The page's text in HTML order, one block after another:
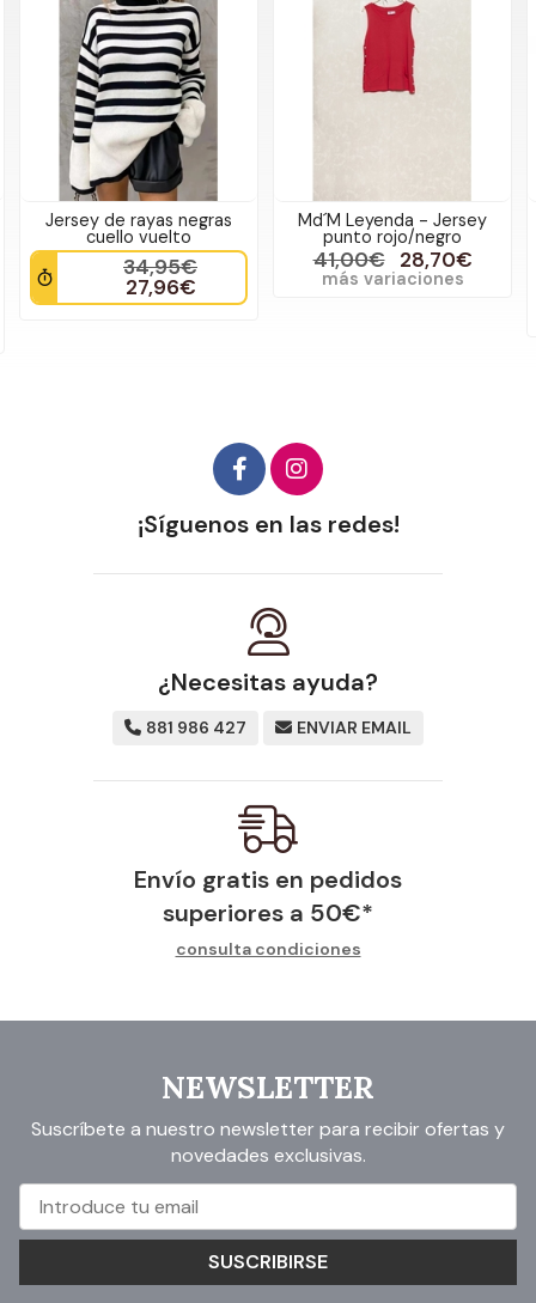
Jersey de rayas negras
cuello vuelto
34,95€
27,96€
Md´M Leyenda - Jersey
punto rojo/negro
41,00€ 28,70€
más variaciones
¡Síguenos en las redes!
¿Necesitas ayuda?
881 986 427 ENVIAR EMAIL
Envío gratis en pedidos
superiores a 50€*
consulta condiciones
NEWSLETTER
Suscríbete a nuestro newsletter para recibir ofertas y
novedades exclusivas.
SUSCRIBIRSE